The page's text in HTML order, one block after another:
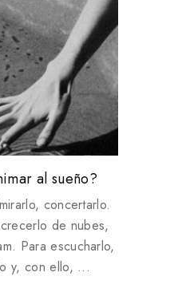
sirven como
emergencia"
al sueño?
concertarlo.
de nubes,
Para escucharlo,
y, con ello, ...
(¡Al fin nació!)
hoy
cuando escribo
tarde
de leer
cuenta
te conocí
Juan, mi amor",
una ciudad